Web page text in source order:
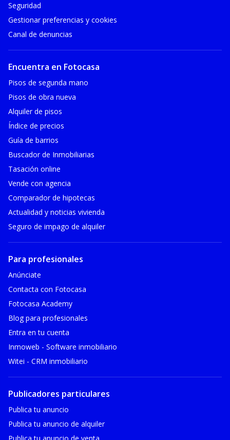
Seguridad
Gestionar preferencias y cookies
Canal de denuncias
Encuentra en Fotocasa
Pisos de segunda mano
Pisos de obra nueva
Alquiler de pisos
Índice de precios
Guía de barrios
Buscador de Inmobiliarias
Tasación online
Vende con agencia
Comparador de hipotecas
Actualidad y noticias vivienda
Seguro de impago de alquiler
Para profesionales
Anúnciate
Contacta con Fotocasa
Fotocasa Academy
Blog para profesionales
Entra en tu cuenta
Inmoweb - Software inmobiliario
Witei - CRM inmobiliario
Publicadores particulares
Publica tu anuncio
Publica tu anuncio de alquiler